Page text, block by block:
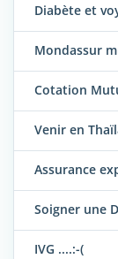
Diabète et
Mondassur
Cotation
Venir en
Assurance
Soigner une
IVG ....:-(